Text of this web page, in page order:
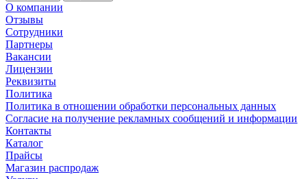
О компании
Отзывы
Сотрудники
Партнеры
Вакансии
Лицензии
Реквизиты
Политика
Политика в отношении обработки персональных данных
Согласие на получение рекламных сообщений и информации
Контакты
Каталог
Прайсы
Магазин распродаж